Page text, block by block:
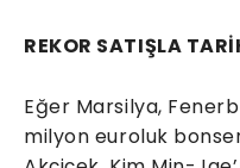
REKOR SATIŞLA
Eğer Marsilya,
milyon euroluk